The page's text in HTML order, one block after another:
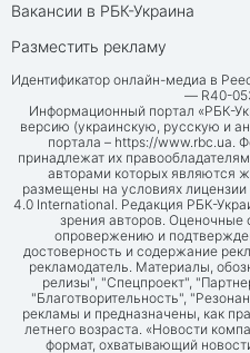
Вакансии в РБК-Украина
Разместить рекламу
Идентификатор онлайн-медиа в
— R40-
Информационный портал «РБК-
версию (украинскую, русскую и
портала – https://www.rbc.ua .
принадлежат их
авторами которых являются
размещены на условиях
4.0 International. Редакция РБК-
зрения авторов.
опровержению и
достоверность и содержание
рекламодатель. Материалы,
релизы", "Спецпроект",
"Благотворительность",
рекламы и предназначены, как
летнего возраста. «Новости
формат, охватывающий